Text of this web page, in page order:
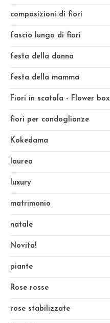
composizioni di fiori
fascio lungo di fiori
festa della donna
festa della mamma
Fiori in scatola - Flower box
fiori per condoglianze
Kokedama
laurea
luxury
matrimonio
natale
Novita!
piante
Rose rosse
rose stabilizzate